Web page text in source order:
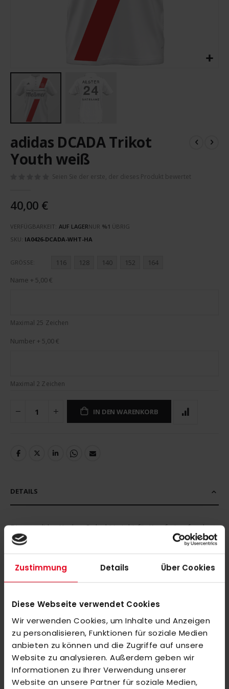
Zustimmung Details Über Cookies
Diese Webseite verwendet Cookies
Wir verwenden Cookies, um Inhalte und Anzeigen
zu personalisieren, Funktionen für soziale Medien
anbieten zu können und die Zugriffe auf unsere
Website zu analysieren. Außerdem geben wir
Informationen zu Ihrer Verwendung unserer
Website an unsere Partner für soziale Medien,
Anfang
der
Bildergalerie
adidas DCADA Trikot
Youth weiß
Seien Sie der erste, der dieses Produkt bewertet
40,00 €
VERFÜGBARKEIT: AUF LAGERNUR %1 ÜBRIG
SKU IA0426-DCADA-WHT-HA
GRÖSSE 116 128 140 152
164
Name + 5,00 €
Maximal 25 Zeichen
Number + 5,00 €
Maximal 2 Zeichen
IN DEN WARENKORB
DETAILS
Dieses adidas Hockey-Poloshirt steht für Komfort auf und
neben dem Platz. Damit eignet es sich ideal für Coaches,
Betreuerstab und Spieler_innen zwischen Trainingseinheiten
und Matches. Das kurzärmlige Shirt mit Polokragen und
adidas Logo auf der Brust.
EIGENSCHAFTEN: Interlock, hydrophilic finish, AEROREADY,
teilweise aus recycelten Materialien hergestellt.
Wichtiger Hinweis:
Bitte beachte, dass individuell veredelte bzw. bedruckte Artikel
vom Umtausch oder der Rückgabe leider ausgeschlossen
sind. Da es sich um personalisierte Produkte handelt, können